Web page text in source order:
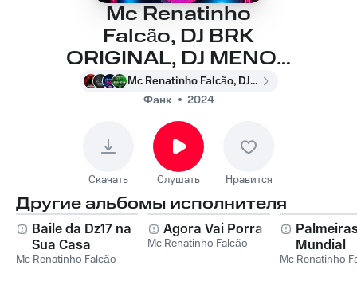
Mc Renatinho
Falcão, DJ BRK
ORIGINAL, DJ MENOR
K7, MC VN -
Autenticada Axie
Infinity
Mc Renatinho Falcão, DJ BRK ORIGINAL, DJ MENOR K7, MC VN
Фанк
2024
Скачать Слушать Нравится
Другие альбомы исполнителя
Baile da Dz17 na
Sua Casa
Mc Renatinho Falcão
Agora Vai Porra
Mc Renatinho Falcão
Mundial
Mc Renatinho